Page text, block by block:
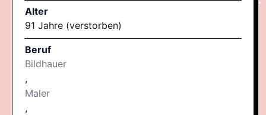
Alter
91 Jahre (verstorben)
Beruf
Bildhauer
,
Maler
,